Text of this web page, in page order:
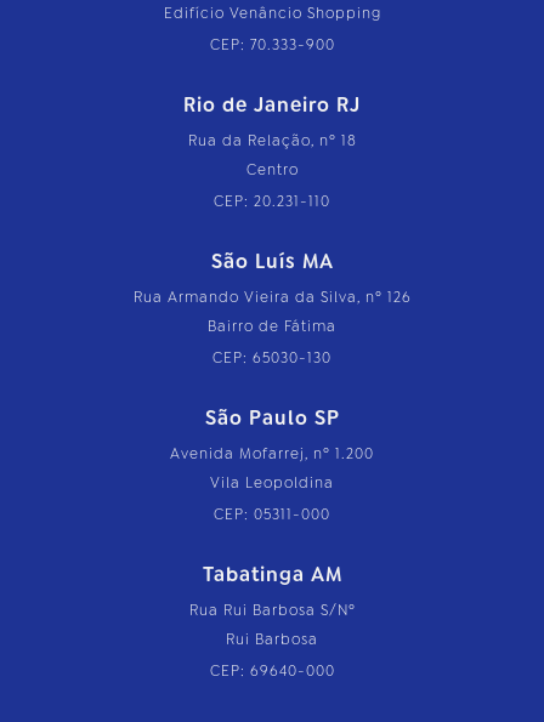
Edifício Venâncio Shopping
CEP: 70.333-900
Rio de Janeiro RJ
Rua da Relação, nº 18
Centro
CEP: 20.231-110
São Luís MA
Rua Armando Vieira da Silva, nº 126
Bairro de Fátima
CEP: 65030-130
São Paulo SP
Avenida Mofarrej, nº 1.200
Vila Leopoldina
CEP: 05311-000
Tabatinga AM
Rua Rui Barbosa S/Nº
Rui Barbosa
CEP: 69640-000